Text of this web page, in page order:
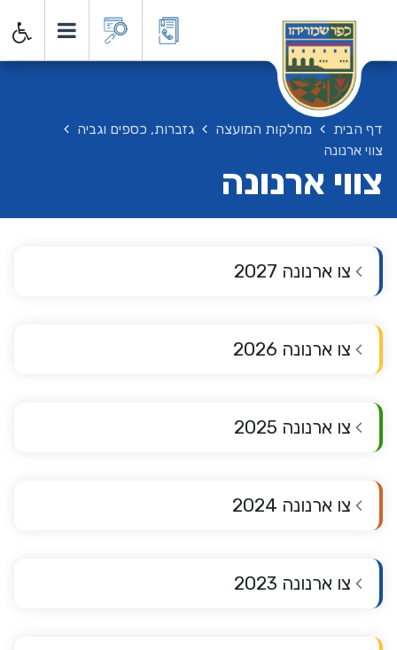
דף הבית מחלקות המועצה
גזברות, כספים וגביה
צווי ארנונה
צווי ארנונה
צו ארנונה 2027
צו ארנונה 2026
צו ארנונה 2025
צו ארנונה 2024
צו ארנונה 2023